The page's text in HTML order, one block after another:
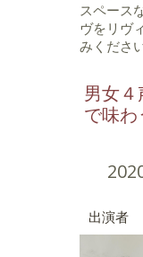
スペース
ヴをリヴ
みくださ
男女
で味
出演者